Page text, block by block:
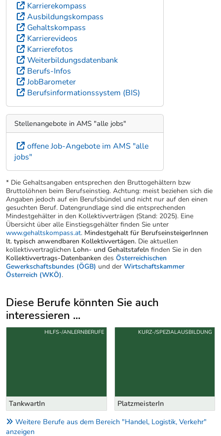
Karrierekompass
Ausbildungskompass
Gehaltskompass
Karrierevideos
Karrierefotos
Weiterbildungsdatenbank
Berufs-Infos
JobBarometer
Berufsinformationssystem (BIS)
Stellenangebote in AMS "alle jobs"
offene Job-Angebote im AMS "alle
jobs"
* Die Gehaltsangaben entsprechen den Bruttogehältern bzw
Bruttolöhnen beim Berufseinstieg. Achtung: meist beziehen sich die
Angaben jedoch auf ein Berufsbündel und nicht nur auf den einen
gesuchten Beruf. Datengrundlage sind die entsprechenden
Mindestgehälter in den Kollektivverträgen (Stand: 2025). Eine
Übersicht über alle Einstiegsgehälter finden Sie unter
www.gehaltskompass.at. Mindestgehalt für BerufseinsteigerInnen
lt. typisch anwendbaren Kollektivvertägen. Die aktuellen
kollektivvertraglichen Lohn- und Gehaltstafeln finden Sie in den
Kollektivvertrags-Datenbanken des Österreichischen
Gewerkschaftsbundes (ÖGB) und der Wirtschaftskammer
Österreich (WKÖ).
Diese Berufe könnten Sie auch
interessieren ...
Uber weitere Berufsvorschläge
TankwartIn
HILFS-/ANLERNBERUFE
PlatzmeisterIn
KURZ-/SPEZIALAUSBILDUNG
Weitere Berufe aus dem Bereich "Handel, Logistik, Verkehr"
anzeigen